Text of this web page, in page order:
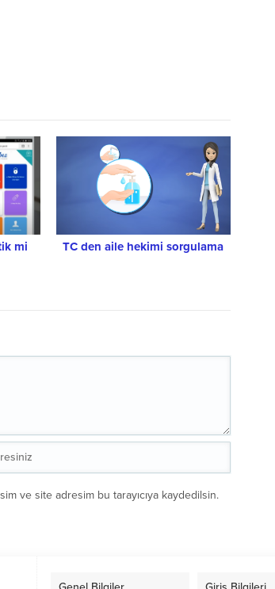
mi TC den aile hekimi sorgulama
ve site adresim bu tarayıcıya kaydedilsin.